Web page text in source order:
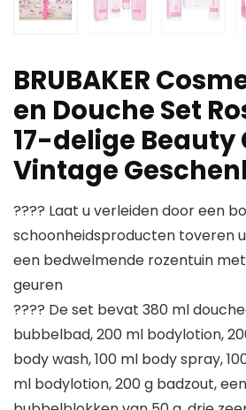
BRUBAKER
en Douche Set
17-delige Beauty
Vintage
???? Laat u verleiden door een
schoonheidsproducten toveren
een bedwelmende rozentuin
geuren
???? De set bevat 380 ml
bubbelbad, 200 ml bodylotion,
body wash, 100 ml body spray,
ml bodylotion, 200 g badzout,